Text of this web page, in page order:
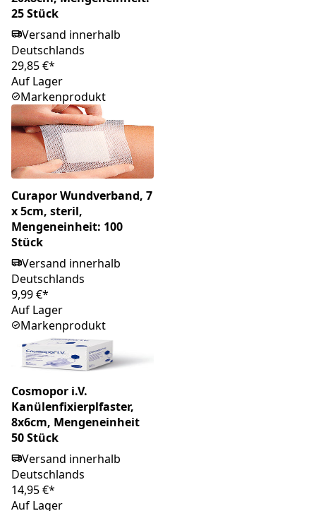
25 Stück
Versand innerhalb
Deutschlands
29,85 €*
Auf Lager
Markenprodukt
Curapor Wundverband, 7
x 5cm, steril,
Mengeneinheit: 100
Stück
Versand innerhalb
Deutschlands
9,99 €*
Auf Lager
Markenprodukt
Cosmopor i.V.
Kanülenfixierplfaster,
8x6cm, Mengeneinheit
50 Stück
Versand innerhalb
Deutschlands
14,95 €*
Auf Lager